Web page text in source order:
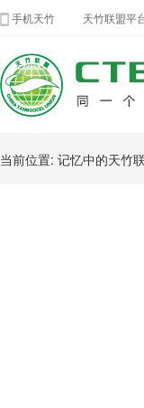
手机天竹 天竹联盟平
当前位置: 记忆中的天竹